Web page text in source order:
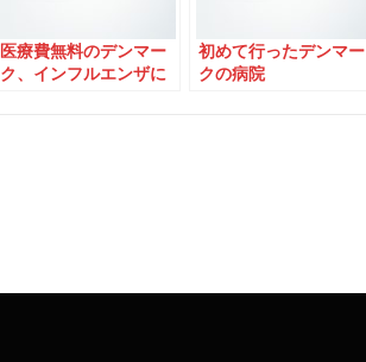
医療費無料のデンマー
ク、インフルエンザに
初めて行ったデンマー
クの病院